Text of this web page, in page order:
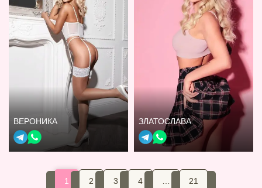
ВЕРОНИКА ЗЛАТОСЛАВА
1 2 3 4 21